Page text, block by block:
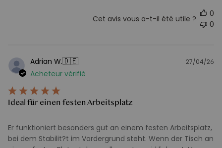
Cet avis vous a-t-il été utile ?
0
0
Adrian W.🇩🇪
Acheteur vérifié
Ideal für einen festen Arbeitsplatz
Er funktioniert besonders gut an einem festen Arbeitsplatz,
bei dem Stabilit?t im Vordergrund steht. Wenn der Tisch an
27/04/26